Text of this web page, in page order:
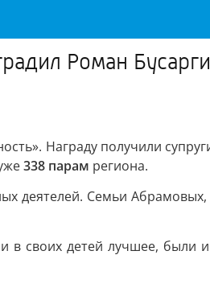
Роман
Награду получили
338 парам региона.
деятелей. Семьи
в своих детей лучшее,